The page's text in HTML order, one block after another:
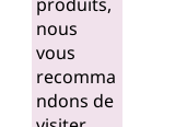
produits,
nous
vous
recomma
ndons de